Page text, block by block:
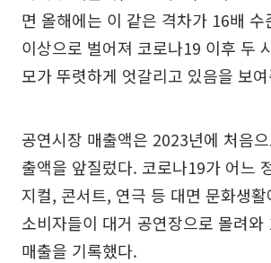
면 올해에는 이 같은 격차가 16배 수
이상으로 벌어져 코로나19 이후 두
모가 뚜렷하게 엇갈리고 있음을 보
공연시장 매출액은 2023년에 처음
출액을 앞질렀다. 코로나19가 어느
지컬, 콘서트, 연극 등 대면 문화생활
소비자들이 대거 공연장으로 몰려와
매출을 기록했다.